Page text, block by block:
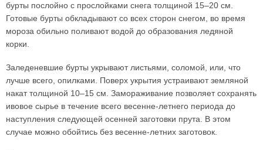
бурты послойно с прослойками снега толщиной 15–20 см.
Готовые бурты обкладывают со всех сторон снегом, во время
мороза обильно поливают водой до образования ледяной
корки.
Заледеневшие бурты укрывают листьями, соломой, или, что
лучше всего, опилками. Поверх укрытия устраивают земляной
накат толщиной 10–15 см. Замораживание позволяет сохранять
ивовое сырье в течение всего весенне-летнего периода до
наступления следующей осенней заготовки прута. В этом
случае можно обойтись без весенне-летних заготовок.